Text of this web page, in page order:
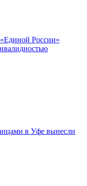
России»
в Уфе вынесли